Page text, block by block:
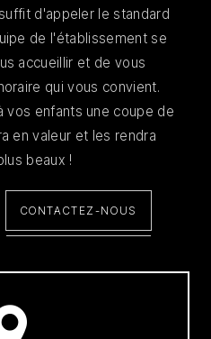
d'appeler le standard
de l'établissement se
accueillir et de vous
qui vous convient.
vos enfants une coupe de
en valeur et les rendra
beaux !
CONTACTEZ-NOUS